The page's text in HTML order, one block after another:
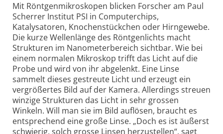
Mit Röntgenmikroskopen blicken Forscher am Paul
Scherrer Institut PSI in Computerchips,
Katalysatoren, Knochenstückchen oder Hirngewebe.
Die kurze Wellenlänge des Röntgenlichts macht
Strukturen im Nanometerbereich sichtbar. Wie bei
einem normalen Mikroskop trifft das Licht auf die
Probe und wird von ihr abgelenkt. Eine Linse
sammelt dieses gestreute Licht und erzeugt ein
vergrößertes Bild auf der Kamera. Allerdings streuen
winzige Strukturen das Licht in sehr grossen
Winkeln. Will man sie im Bild auflösen, braucht es
entsprechend eine große Linse. „Doch es ist äußerst
schwierig, solch grosse Linsen herzustellen“, sagt